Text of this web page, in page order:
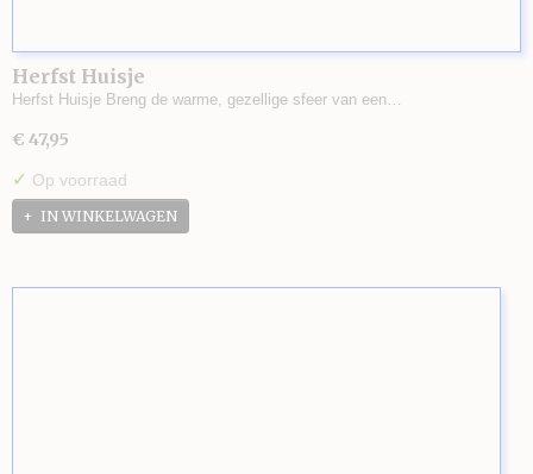
Herfst Huisje
Herfst Huisje Breng de warme, gezellige sfeer van een…
€ 47,95
✓ Op voorraad
IN WINKELWAGEN